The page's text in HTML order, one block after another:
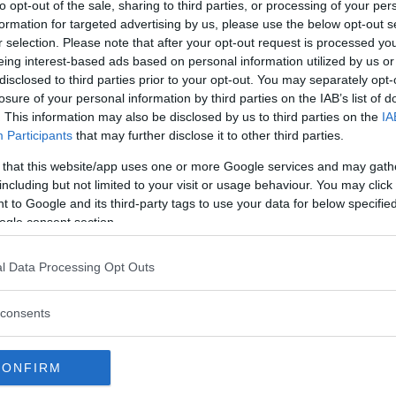
opt-out of the sale, sharing to third parties, or processing of your
for targeted advertising by us, please use the below opt-out
selection. Please note that after your opt-out request is processed
interest-based ads based on personal information utilized by us
to third parties prior to your opt-out. You may separately
of your personal information by third parties on the IAB’s list of
This information may also be disclosed by us to third parties on the
Participants that may further disclose it to other third parties.
that this website/app uses one or more Google services and may
but not limited to your visit or usage behaviour. You may
to Google and its third-party tags to use your data for below
consent section.
Data Processing Opt Outs
för Skodas satsning på bilsalongen i Frankfurt.
nykomlingen är 4 838 mm lång, 1 817 bred och 1
leva upp till svenska kunders förväntningar i fråga
och lastkapacitet är jag förvissad om att
Rainer Jonsson märkeschef Skoda Sverige.
2,5 meter och har plats för fyra personer. Enligt
elmotorer. Motorerna, som sitter på bakhjulen, är
bidra till maximalt utrymme i kupén.